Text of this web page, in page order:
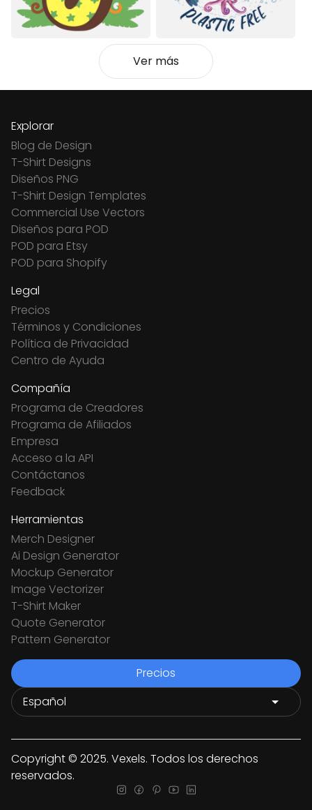
Ver más
Explorar
Blog de Design
T-Shirt Designs
Diseños PNG
T-Shirt Design Templates
Commercial Use Vectors
Diseños para POD
POD para Etsy
POD para Shopify
Legal
Precios
Términos y Condiciones
Política de Privacidad
Centro de Ayuda
Compañía
Programa de Creadores
Programa de Afiliados
Empresa
Acceso a la API
Contáctanos
Feedback
Herramientas
Merch Designer
Ai Design Generator
Mockup Generator
Image Vectorizer
T-Shirt Maker
Quote Generator
Pattern Generator
Precios
Copyright © 2025. Vexels. Todos los derechos
reservados.